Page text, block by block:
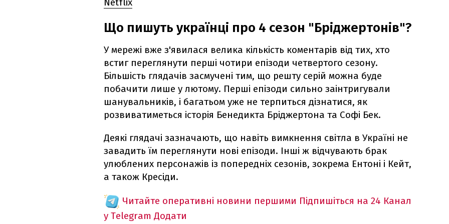
Netflix
Що пишуть українці про 4 сезон "Бріджертонів"?
У мережі вже з'явилася велика кількість коментарів від тих, хто
встиг переглянути перші чотири епізоди четвертого сезону.
Більшість глядачів засмучені тим, що решту серій можна буде
побачити лише у лютому. Перші епізоди сильно заінтригували
шанувальників, і багатьом уже не терпиться дізнатися, як
розвиватиметься історія Бенедикта Бріджертона та Софі Бек.
Деякі глядачі зазначають, що навіть вимкнення світла в Україні не
завадить їм переглянути нові епізоди. Інші ж відчувають брак
улюблених персонажів із попередніх сезонів, зокрема Ентоні і Кейт,
а також Кресіди.
Читайте оперативні новини першими Підпишіться на 24 Канал
у Telegram Додати